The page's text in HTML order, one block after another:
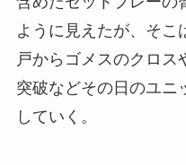
ように見えたが、そこ
戸からゴメスのクロ
突破などその日のユニ
していく。